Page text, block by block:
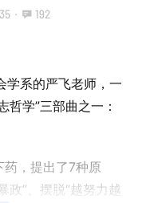
· 192
学系的严飞老师，一
哲学”三部曲之一：
，提出了7种原
政”、摆脱“越努力越